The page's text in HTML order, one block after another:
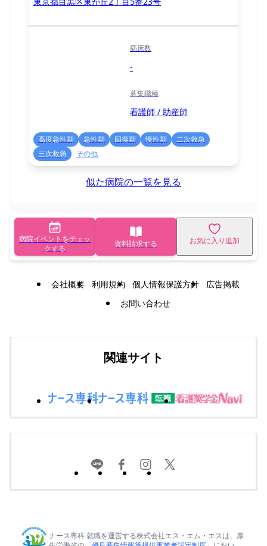
病床数
-
募集職種
看護師 / 助産師
高度急性期 急性期 回復期 慢性期
二次救急
三次救急
その他
似た病院の一覧を見る
病院イベントをチェッ
クする
資料請求する お気に入り追加
会社概要 利用規約 個人情報保護方針
広告掲載
お問い合わせ
関連サイト
ナース専科 就職を運営する株式会社エス・エム・エスは、厚